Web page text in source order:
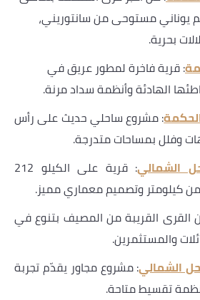
يوناني مستوحى من سانتوريني،
بحرية.
: قرية فاخرة لمطور عريق في
الهادئة وأنظمة سداد مرنة.
: مشروع ساحلي حديث على رأس
وفلل بمساحات متدرجة.
الشمالي
: قرية على الكيلو 212
كيلومتر وتصميم معماري مميز.
القرى القريبة من المصيف بتنوع في
والمستثمرين.
الشمالي: مشروع مجاور يقدّم تجربة
تقسيط متاحة.